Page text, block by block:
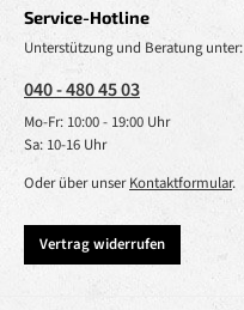
Service-Hotline
Unterstützung und Beratung unter:
040 - 480 45 03
Mo-Fr: 10:00 - 19:00 Uhr
Sa: 10-16 Uhr
Oder über unserKontaktformular.
Vertrag widerrufen